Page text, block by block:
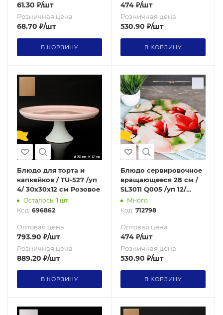
61.30 ₽/шт
Розничная цена
68.70 ₽/шт
В КОРЗИНУ
474 ₽/шт
Розничная цена
530.90 ₽/шт
В КОРЗИНУ
Блюдо для торта и
капкейков / TU-527 /уп
4/ 30х30х12 см Розовое
Осталось: 1 шт.
Код: 696862
Оптовая цена
793.90 ₽/шт
Розничная цена
889.20 ₽/шт
В КОРЗИНУ
Блюдо сервировочное
вращающееся 28 см /
SL3011 Q005 /уп 12/
Магнолия
Много
Код: 712798
Оптовая цена
474 ₽/шт
Розничная цена
530.90 ₽/шт
В КОРЗИНУ